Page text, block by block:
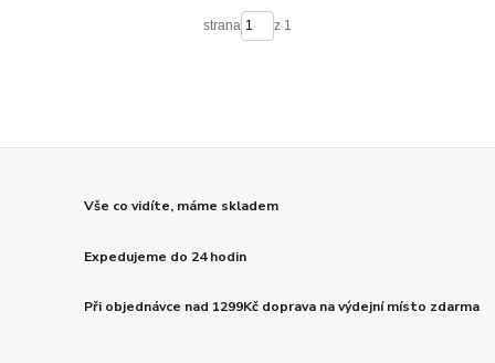
strana z 1
Vše co vidíte, máme skladem
Expedujeme do 24 hodin
Při objednávce nad 1299Kč doprava na výdejní místo zdarma